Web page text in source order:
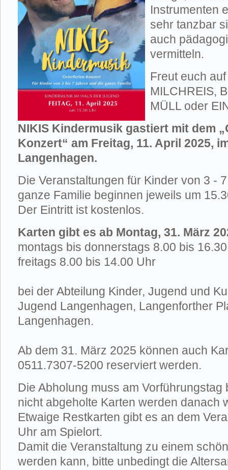
Instrumenten
sehr tanzbar
auch
vermitteln.
Freut euch
MILCHREIS,
MÜLL oder
NIKIS Kindermusik gastiert mit dem
Konzert“ am Freitag, 11. April 2025,
Langenhagen.
Die Veranstaltungen für Kinder von 3 -
ganze Familie beginnen jeweils um
Der Eintritt ist kostenlos.
Karten gibt es ab Montag, 31. März
montags bis donnerstags 8.00 bis
freitags 8.00 bis 14.00 Uhr
bei der Abteilung Kinder, Jugend und
Jugend Langenhagen, Langenforther
Langenhagen.
Ab dem 31. März 2025 können auch
0511.7307-5200 reserviert werden.
Die Abholung muss am Vorführungstag
nicht abgeholte Karten werden danach
Etwaige Restkarten gibt es an dem
Uhr am Spielort.
Damit die Veranstaltung zu einem
werden kann, bitte unbedingt die